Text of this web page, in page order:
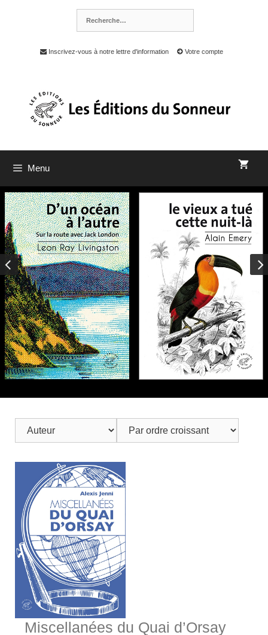
Inscrivez-vous à notre lettre d'information Votre compte
Menu
Miscellanées du Quai d’Orsay